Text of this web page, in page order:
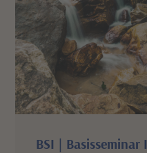
BSI | Basisseminar I